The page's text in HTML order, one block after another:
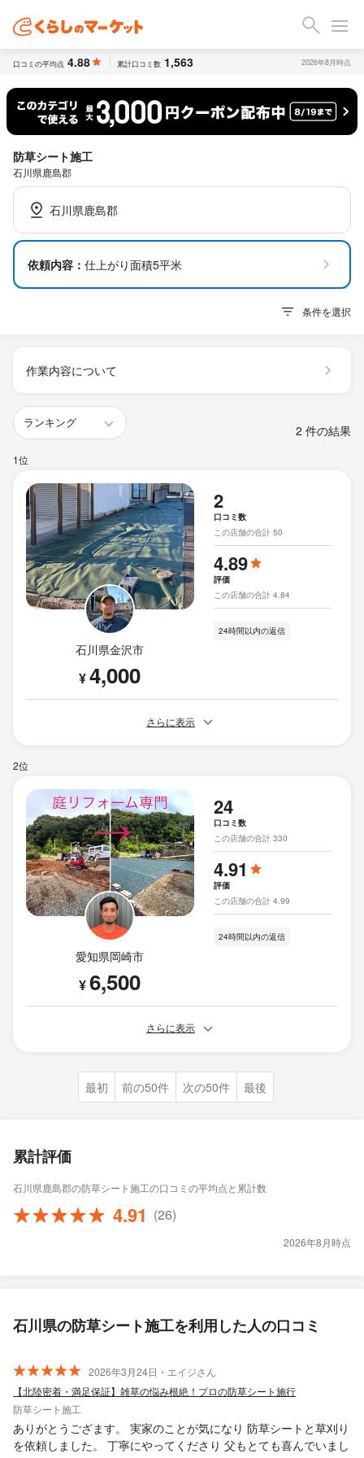
口コミの平均点 4.88 累計口コミ数 1,563 2026年8月時点
防草シート施工
石川県鹿島郡
石川県鹿島郡
依頼内容： 仕上がり面積5平米
条件を選択
作業内容について
2 件の結果
1位
石川県金沢市
¥4,000
2
口コミ数
この店舗の合計 50
4.89
評価
この店舗の合計 4.84
24時間以内の返信
さらに表示
2位
愛知県岡崎市
¥6,500
24
口コミ数
この店舗の合計 330
4.91
評価
この店舗の合計 4.99
24時間以内の返信
さらに表示
最初 前の50件 次の50件 最後
累計評価
石川県鹿島郡の防草シート施工の口コミの平均点と累計数
4.91 (26)
2026年8月時点
石川県の防草シート施工を利用した人の口コミ
2026年3月24日・エイジさん
【北陸密着・満足保証】雑草の悩み根絶！プロの防草シート施行
防草シート施工
ありがとうござます。 実家のことが気になり 防草シートと草刈り
を依頼しました。 丁寧にやってくださり 父もとても喜んでいまし